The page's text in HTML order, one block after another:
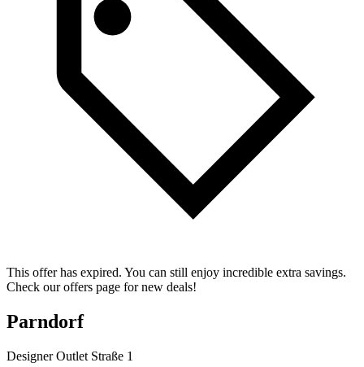
This offer has expired. You can still enjoy incredible extra savings.
Check our offers page for new deals!
Parndorf
Designer Outlet Straße 1